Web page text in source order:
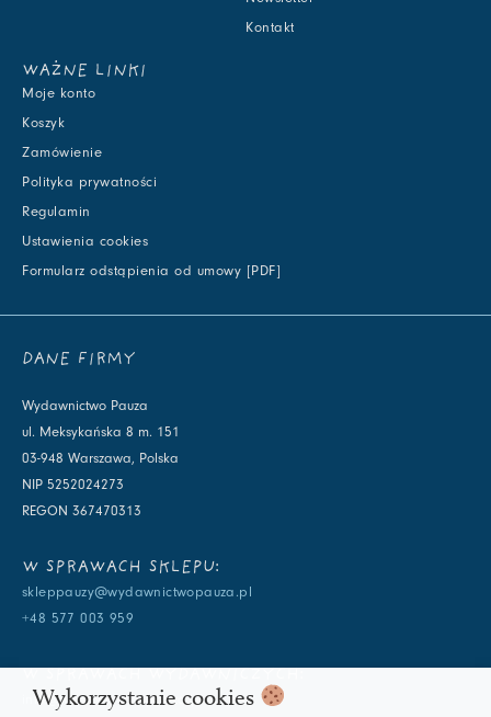
Kontakt
WAŻNE LINKI
Moje konto
Koszyk
Zamówienie
Polityka prywatności
Regulamin
Ustawienia cookies
Formularz odstąpienia od umowy [PDF]
DANE FIRMY
Wydawnictwo Pauza
ul. Meksykańska 8 m. 151
03-948 Warszawa, Polska
NIP 5252024273
REGON 367470313
W SPRAWACH SKLEPU:
skleppauzy@wydawnictwopauza.pl
+48 577 003 959
info@wydawnictwopauza.pl
Wykorzystanie cookies